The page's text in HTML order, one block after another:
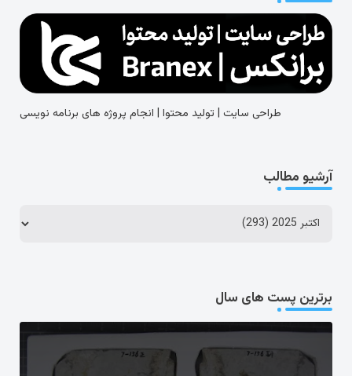
طراحی سایت | تولید محتوا | انجام پروژه های برنامه نویسی
آرشیو مطالب
برترین پست های سال